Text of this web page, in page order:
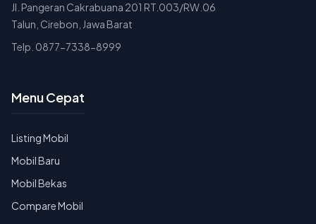
Jl. Pangeran Cakrabuana 201 RT.003/RW.06
Talun, Cirebon, Jawa Barat
Telp. 0877-7338-8999
Menu Cepat
Listing Mobil
Mobil Baru
Mobil Bekas
Compare Mobil